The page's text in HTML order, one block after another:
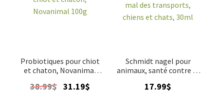
Probiotiques pour chiot
et chaton, Novanimal
38.99$ Le31.19$Le
Schmidt nagel pour
animaux, santé contre le
chiens et chats, 30ml
17.99$